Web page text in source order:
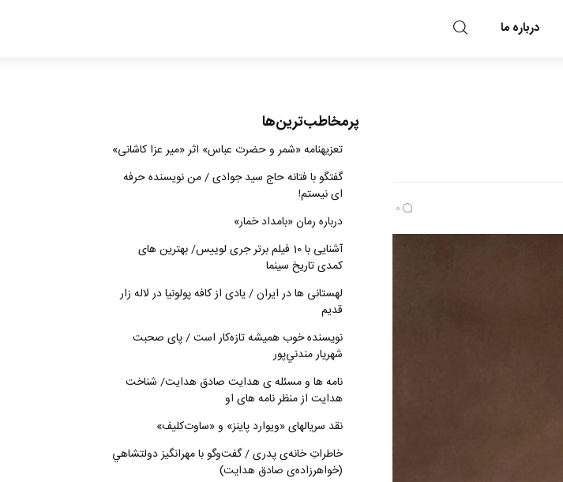
درباره ما
0
پرمخاطب‌ترین‌ها
تعزیه‎نامه‏ «شمر و حضرت عباس» اثر «میر عزا کاشانی»
گفتگو با فتانه حاج سید جوادی / من نویسنده حرفه
ای نیستم!
درباره رمان «بامداد خمار»
آشنایی با 10 فیلم برتر جری لوییس/ بهترین های
کمدی تاریخ سینما
لهستانی ها در ایران / یادی از کافه پولونیا در لاله زار
قدیم
نويسنده خوب هميشه تازه‌كار است / پای صحبت
شهريار مندني‌پور
نامه ها و مسئله ی هدایت صادق هدایت/ شناخت
هدایت از منظر نامه های او
نقد سریالهای «ویوارد پاینز» و «ساوت‌کلیف»
خاطراتِ خانه‌ی پدری / گفت‌وگو با مهرانگيز دولتشاهي
(خواهرزاده‌ی صادق هدايت)